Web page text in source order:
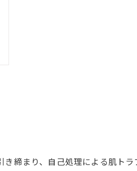
締まり、自己処理による肌トラ